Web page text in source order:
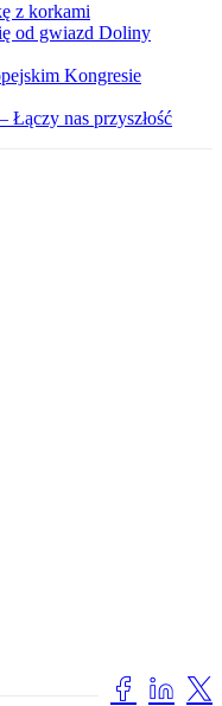
z korkami
od gwiazd Doliny
Kongresie
Łączy nas przyszłość